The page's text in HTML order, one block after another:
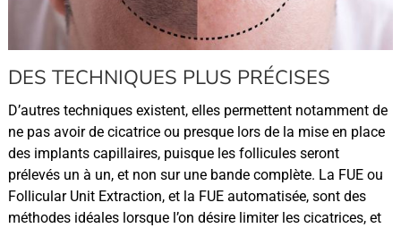
DES TECHNIQUES PLUS PRÉCISES
D’autres techniques existent, elles permettent notamment de
ne pas avoir de cicatrice ou presque lors de la mise en place
des implants capillaires, puisque les follicules seront
prélevés un à un, et non sur une bande complète. La FUE ou
Follicular Unit Extraction, et la FUE automatisée, sont des
méthodes idéales lorsque l’on désire limiter les cicatrices, et